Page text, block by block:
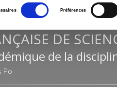
Préférences
DE
de la
Po